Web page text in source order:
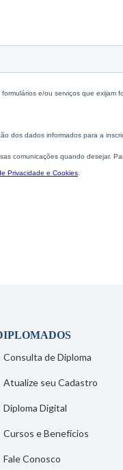
Consulta de Diploma
Atualize seu Cadastro
Diploma Digital
Cursos e Benefícios
Fale Conosco